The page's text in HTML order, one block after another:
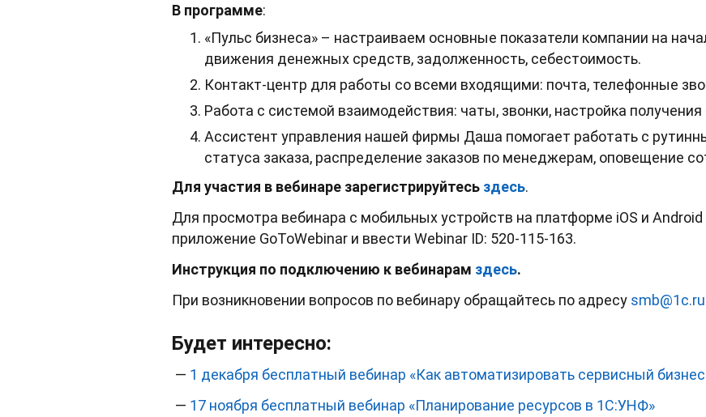
В программе:
«Пульс бизнеса» – настраиваем основные показатели компании на
движения денежных средств, задолженность, себестоимость.
Контакт-центр для работы со всеми входящими: почта, телефонные
Работа с системой взаимодействия: чаты, звонки, настройка
Ассистент управления нашей фирмы Даша помогает работать с
статуса заказа, распределение заказов по менеджерам, оповещение
Для участия в вебинаре зарегистрируйтесь здесь.
Для просмотра вебинара с мобильных устройств на платформе iOS и
приложение GoToWebinar и ввести Webinar ID: 520-115-163.
Инструкция по подключению к вебинарам здесь.
При возникновении вопросов по вебинару обращайтесь по адресу smb@1c.ru
Будет интересно:
— 1 декабря бесплатный вебинар «Как автоматизировать сервисный
— 17 ноября бесплатный вебинар «Планирование ресурсов в 1С:УНФ»